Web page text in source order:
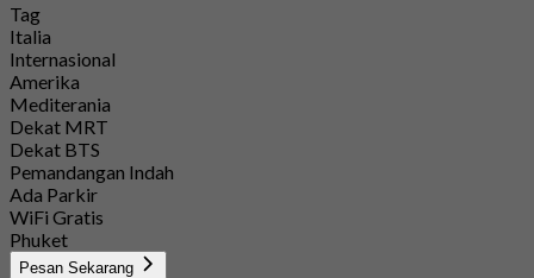
Tag
Italia
Internasional
Amerika
Mediterania
Dekat MRT
Dekat BTS
Pemandangan Indah
Ada Parkir
WiFi Gratis
Phuket
Pesan Sekarang